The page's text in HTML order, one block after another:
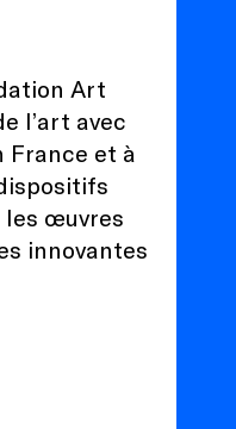
Art
l’art avec
France et à
les œuvres
innovantes